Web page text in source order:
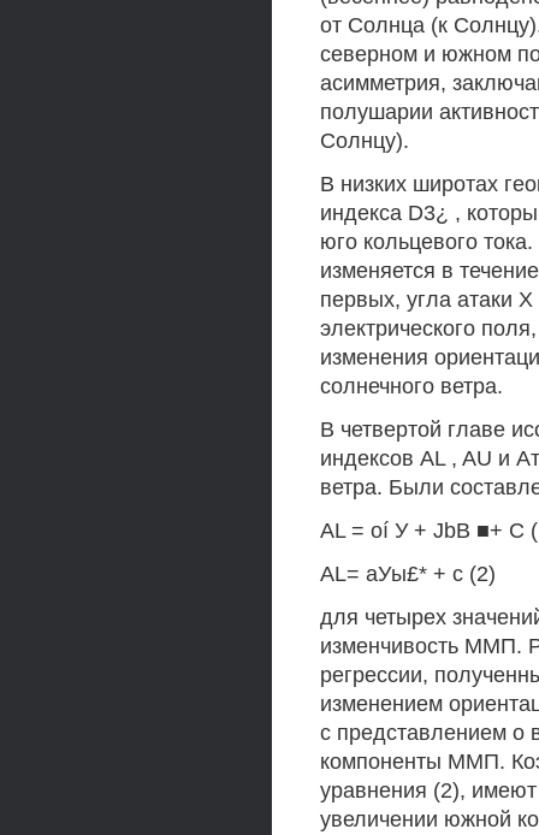
от Солнца (к
северном и южном
асимметрия,
полушарии
Солнцу).
В низких широтах
индекса D3¿ ,
юго кольцевого
изменяется в
первых, угла атаки
электрического
изменения
солнечного ветра.
В четвертой главе
индексов AL , AU и
ветра. Были
AL = oí У + JbB ■+ С
AL= аУы£* + с (2)
для четырех
изменчивость ММП.
регрессии,
изменением
с представлением о
компоненты ММП.
уравнения (2),
увеличении южной